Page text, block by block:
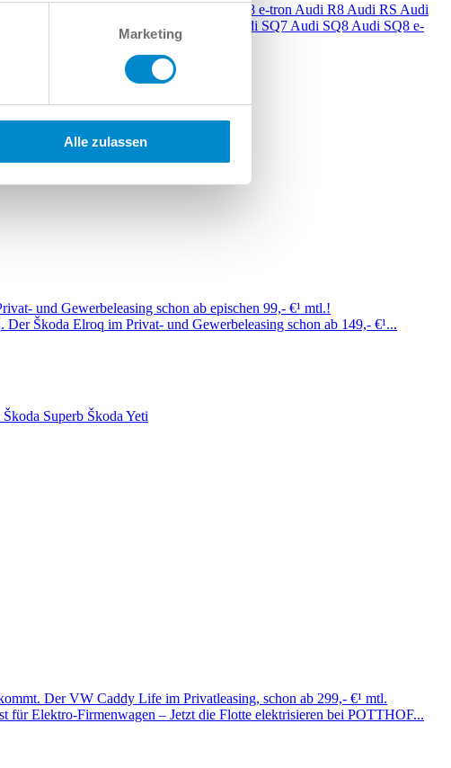
Marketing
Alle zulassen
Audi Q8 e-tron Audi R8 Audi RS Audi
Audi SQ2 Audi SQ7 Audi SQ8 Audi SQ8 e-
Škoda Superb Škoda Yeti